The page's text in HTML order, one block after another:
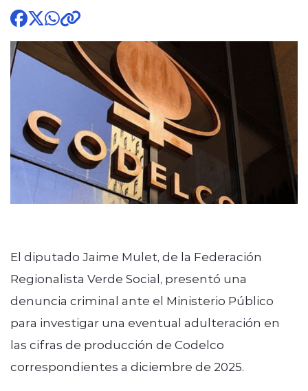
modo claro
El diputado Jaime Mulet, de la Federación
Regionalista Verde Social, presentó una
denuncia criminal ante el Ministerio Público
para investigar una eventual adulteración en
las cifras de producción de Codelco
correspondientes a diciembre de 2025.